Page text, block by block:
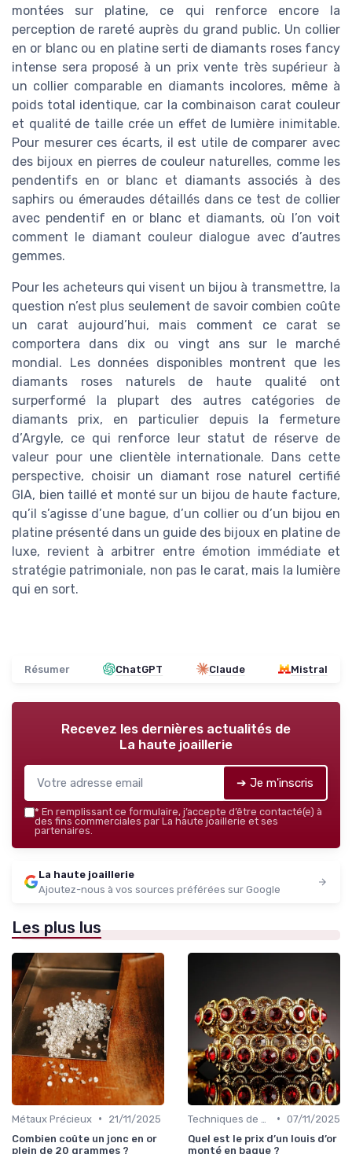
montées sur platine, ce qui renforce encore la
perception de rareté auprès du grand public. Un collier
en or blanc ou en platine serti de diamants roses fancy
intense sera proposé à un prix vente très supérieur à
un collier comparable en diamants incolores, même à
poids total identique, car la combinaison carat couleur
et qualité de taille crée un effet de lumière inimitable.
Pour mesurer ces écarts, il est utile de comparer avec
des bijoux en pierres de couleur naturelles, comme les
pendentifs en or blanc et diamants associés à des
saphirs ou émeraudes détaillés dans ce test de collier
avec pendentif en or blanc et diamants, où l’on voit
comment le diamant couleur dialogue avec d’autres
gemmes.
Pour les acheteurs qui visent un bijou à transmettre, la
question n’est plus seulement de savoir combien coûte
un carat aujourd’hui, mais comment ce carat se
comportera dans dix ou vingt ans sur le marché
mondial. Les données disponibles montrent que les
diamants roses naturels de haute qualité ont
surperformé la plupart des autres catégories de
diamants prix, en particulier depuis la fermeture
d’Argyle, ce qui renforce leur statut de réserve de
valeur pour une clientèle internationale. Dans cette
perspective, choisir un diamant rose naturel certifié
GIA, bien taillé et monté sur un bijou de haute facture,
qu’il s’agisse d’une bague, d’un collier ou d’un bijou en
platine présenté dans un guide des bijoux en platine de
luxe, revient à arbitrer entre émotion immédiate et
stratégie patrimoniale, non pas le carat, mais la lumière
qui en sort.
Résumer ChatGPT Claude Mistral
Recevez les dernières actualités de
La haute joaillerie
➔ Je m'inscris
* En remplissant ce formulaire, j’accepte d’être contacté(e) à
des fins commerciales par La haute joaillerie et ses
partenaires.
La haute joaillerie
Ajoutez-nous à vos sources préférées sur Google
Les plus lus
Métaux Précieux •
21/11/2025
Combien coûte un jonc en or
plein de 20 grammes ?
• 07/11/2025
Quel est le prix d’un louis d’or
monté en bague ?